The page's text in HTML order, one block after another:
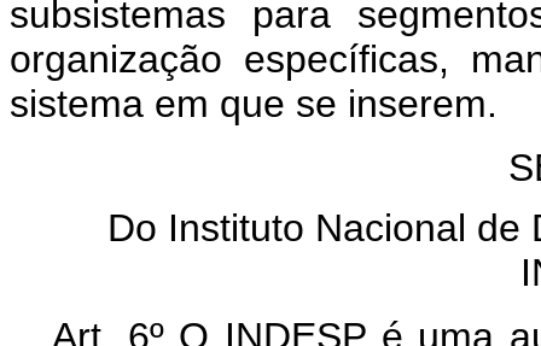
subsistemas para
organização específicas,
sistema em que se inserem.
Do Instituto Nacional de
Art. 6º O INDESP é uma